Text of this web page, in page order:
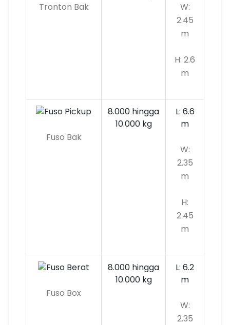
Tronton Bak
W:
2.45
m
H: 2.6
m
Fuso Bak
8.000 hingga
10.000kg
L: 6.6
m
W:
2.35
m
H:
2.45
m
Fuso Box
8.000 hingga
10.000 kg
L: 6.2
m
W:
2.35